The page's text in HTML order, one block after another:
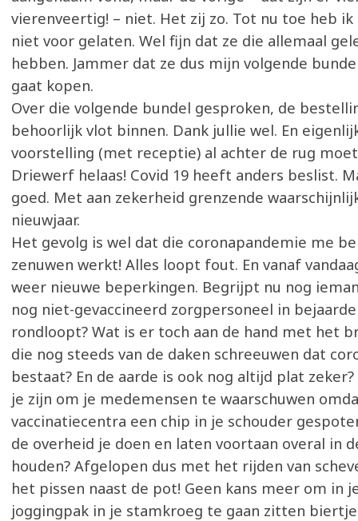
vierenveertig! – niet. Het zij zo. Tot nu toe heb
niet voor gelaten. Wel fijn dat ze die allemaal
hebben. Jammer dat ze dus mijn volgende
gaat kopen.
Over die volgende bundel gesproken, de
behoorlijk vlot binnen. Dank jullie wel. En
voorstelling (met receptie) al achter de rug
Driewerf helaas! Covid 19 heeft anders beslist.
goed. Met aan zekerheid grenzende
nieuwjaar.
Het gevolg is wel dat die coronapandemie me
zenuwen werkt! Alles loopt fout. En vanaf
weer nieuwe beperkingen. Begrijpt nu nog
nog niet-gevaccineerd zorgpersoneel in
rondloopt? Wat is er toch aan de hand met het
die nog steeds van de daken schreeuwen dat
bestaat? En de aarde is ook nog altijd plat
je zijn om je medemensen te waarschuwen
vaccinatiecentra een chip in je schouder
de overheid je doen en laten voortaan overal in
houden? Afgelopen dus met het rijden van
het pissen naast de pot! Geen kans meer om in
joggingpak in je stamkroeg te gaan zitten